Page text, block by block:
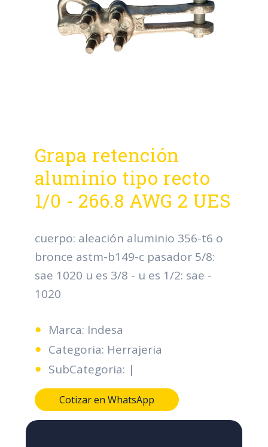
Grapa retención
aluminio tipo recto
1/0 - 266.8 AWG 2 UES
cuerpo: aleación aluminio 356-t6 o
bronce astm-b149-c pasador 5/8:
sae 1020 u es 3/8 - u es 1/2: sae -
1020
Marca: Indesa
Categoria: Herrajeria
SubCategoria: |
Cotizar en WhatsApp